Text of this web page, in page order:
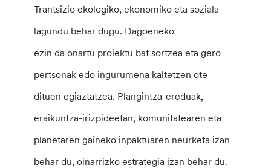
Trantsizio ekologiko, ekonomiko eta soziala
lagundu behar dugu. Dagoeneko
ezin da onartu proiektu bat sortzea eta gero
pertsonak edo ingurumena kaltetzen ote
dituen egiaztatzea. Plangintza-ereduak,
eraikuntza-irizpideetan, komunitatearen eta
planetaren gaineko inpaktuaren neurketa izan
behar du, oinarrizko estrategia izan behar du.